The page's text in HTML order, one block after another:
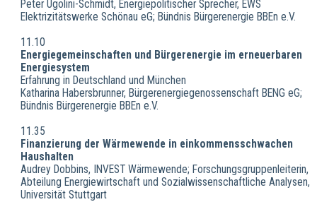
Peter Ugolini-Schmidt, Energiepolitischer Sprecher, EWS
Elektrizitätswerke Schönau eG; Bündnis Bürgerenergie BBEn e.V.
11.10
Energiegemeinschaften und Bürgerenergie im erneuerbaren
Energiesystem
Erfahrung in Deutschland und München
Katharina Habersbrunner, Bürgerenergiegenossenschaft BENG eG;
Bündnis Bürgerenergie BBEn e.V.
11.35
Finanzierung der Wärmewende in einkommensschwachen
Haushalten
Audrey Dobbins, INVEST Wärmewende; Forschungsgruppenleiterin,
Abteilung Energiewirtschaft und Sozialwissenschaftliche Analysen,
Universität Stuttgart